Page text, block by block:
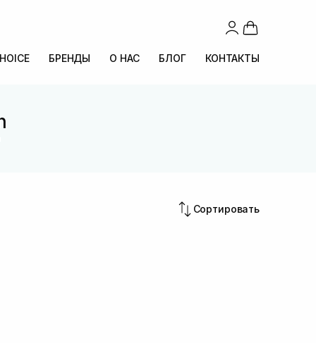
БРЕНДЫ О НАС БЛОГ КОНТАКТЫ
Сортировать